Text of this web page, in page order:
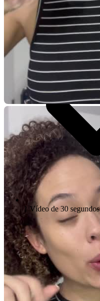
1 Vídeo de 30 segundos